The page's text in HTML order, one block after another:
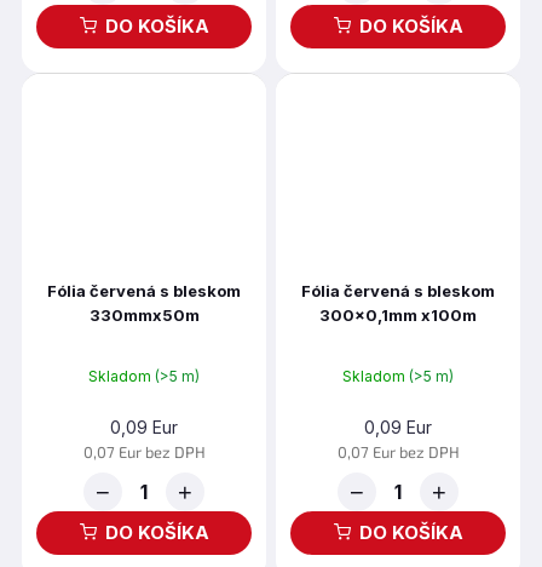
DO KOŠÍKA DO KOŠÍKA
Fólia červená s bleskom
330mmx50m
Skladom (>5 m)
0,09 Eur
0,07 Eur bez DPH
− +
DO KOŠÍKA
Fólia červená s bleskom
300x0,1mm x100m
Skladom (>5 m)
0,09 Eur
0,07 Eur bez DPH
− +
DO KOŠÍKA